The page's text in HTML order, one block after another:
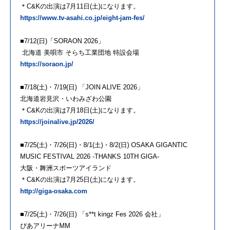
＊C&Kの出演は7月11日(土)になります。
https://www.tv-asahi.co.jp/eight-jam-fes/
■7/12(日)「SORAON 2026」
北海道 美唄市 そらち工業団地 特設会場
https://soraon.jp/
■7/18(土)・7/19(日) 「JOIN ALIVE 2026」
北海道岩見沢・いわみざわ公園
＊C&Kの出演は7月18日(土)になります。
https://joinalive.jp/2026/
■7/25(土)・7/26(日)・8/1(土)・8/2(日) OSAKA GIGANTIC
MUSIC FESTIVAL 2026 -THANKS 10TH GIGA-
大阪・舞洲スポーツアイランド
＊C&Kの出演は7月25日(土)になります。
http://giga-osaka.com
■7/25(土)・7/26(日) 「s**t kingz Fes 2026 会社」
ぴあアリーナMM